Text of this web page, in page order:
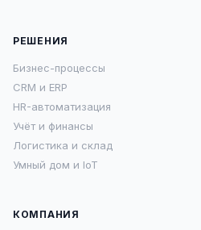
РЕШЕНИЯ
Бизнес-процессы
CRM и ERP
HR-автоматизация
Учёт и финансы
Логистика и склад
Умный дом и IoT
КОМПАНИЯ